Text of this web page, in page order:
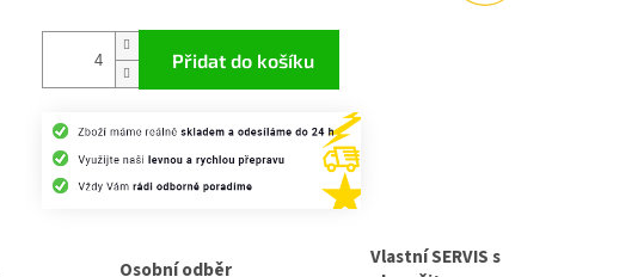
cena:
Přidat do košíku
Osobní odběr
Vlastní SERVIS s